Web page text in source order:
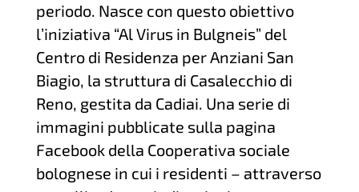
periodo. Nasce con questo obiettivo
l’iniziativa “Al Virus in Bulgneis” del
Centro di Residenza per Anziani San
Biagio, la struttura di Casalecchio di
Reno, gestita da Cadiai. Una serie di
immagini pubblicate sulla pagina
Facebook della Cooperativa sociale
bolognese in cui i residenti – attraverso